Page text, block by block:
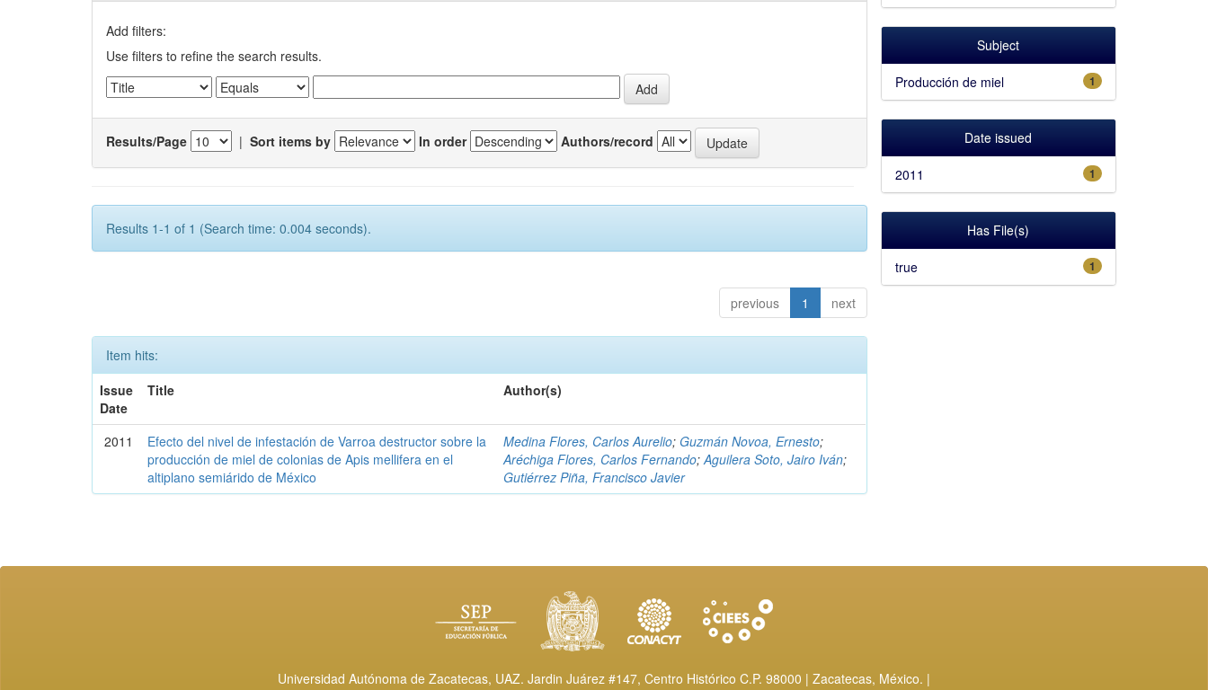
Add filters:
Use filters to refine the search results.
Results/Page | Sort items by In order Authors/record
Results 1-1 of 1 (Search time: 0.004 seconds).
previous 1 next
Item hits:
Issue
Date
Title Author(s)
2011
Efecto del nivel de infestación de Varroa destructor sobre la
producción de miel de colonias de Apis mellifera en el
altiplano semiárido de México
Medina Flores, Carlos Aurelio;Guzmán Novoa, Ernesto;
Aréchiga Flores, Carlos Fernando;Aguilera Soto, Jairo Iván;
Gutiérrez Piña, Francisco Javier
Subject
1
Producción de miel
Date issued
1
2011
Has File(s)
1
true
Universidad Autónoma de Zacatecas, UAZ. Jardin Juárez #147, Centro Histórico C.P. 98000 | Zacatecas, México. |